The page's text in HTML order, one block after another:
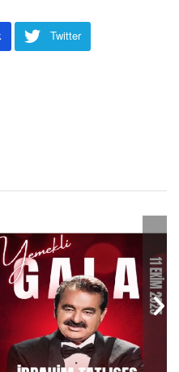
Twitter